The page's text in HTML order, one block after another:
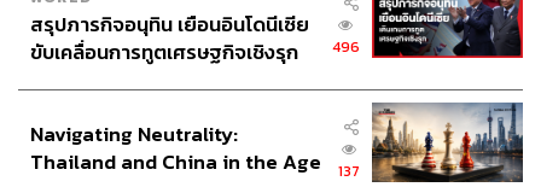
สรุปภารกิจอนุทิน เยือนอินโดนีเซีย
ขับเคลื่อนการทูตเศรษฐกิจเชิงรุก
496
Navigating Neutrality:
Thailand and China in the Age
137